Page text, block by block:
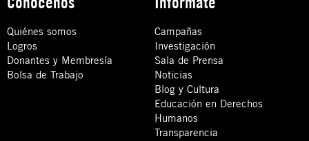
Quiénes somos
Logros
Donantes y Membresía
Bolsa de Trabajo
Campañas
Investigación
Sala de Prensa
Noticias
Blog y Cultura
Educación en Derechos
Humanos
Transparencia